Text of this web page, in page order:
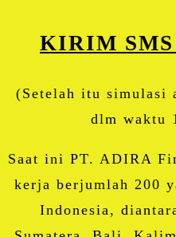
KIRIM
(Setelah itu simulasi
dlm waktu
Saat ini PT. ADIRA
kerja berjumlah 200
Indonesia,